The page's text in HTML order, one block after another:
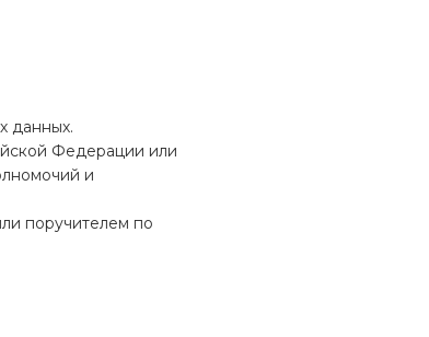
данных.
Федерации или
и
поручителем по